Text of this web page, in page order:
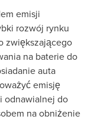
emisji
rozwój rynku
zwiększającego
na baterie do
auta
emisję
odnawialnej do
na obniżenie